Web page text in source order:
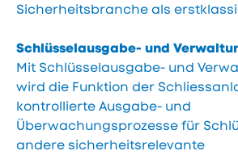
Sicherheitsbranche als
Schlüsselausgabe- und
Mit Schlüsselausgabe- und
wird die Funktion der
kontrollierte Ausgabe- und
Überwachungsprozesse für
andere sicherheitsrelevante